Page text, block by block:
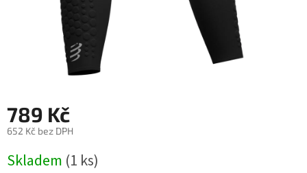
789 Kč
652 Kč bez DPH
cena:
Skladem (1 ks)